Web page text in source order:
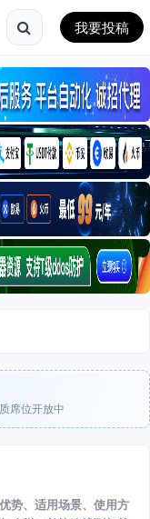
我要投稿
席位开放中
势、适用场景、使用方